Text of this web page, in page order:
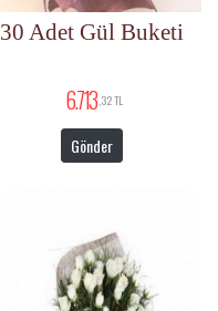
30 Adet Gül Buketi
6.713 ,32 TL
Gönder